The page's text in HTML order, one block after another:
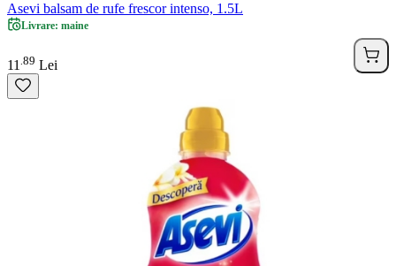
Asevi balsam de rufe frescor intenso, 1.5L
Livrare: maine
11 89 Lei